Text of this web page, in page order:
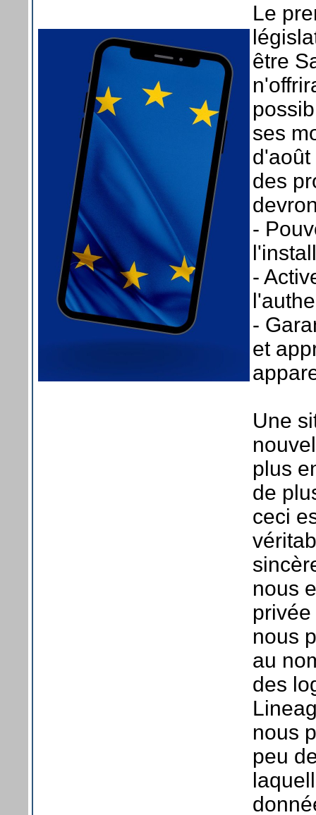
Le
être
ses
d'août
des
-
-
-
et
Une
plus
de
ceci
nous
nous
au
des
nous
peu